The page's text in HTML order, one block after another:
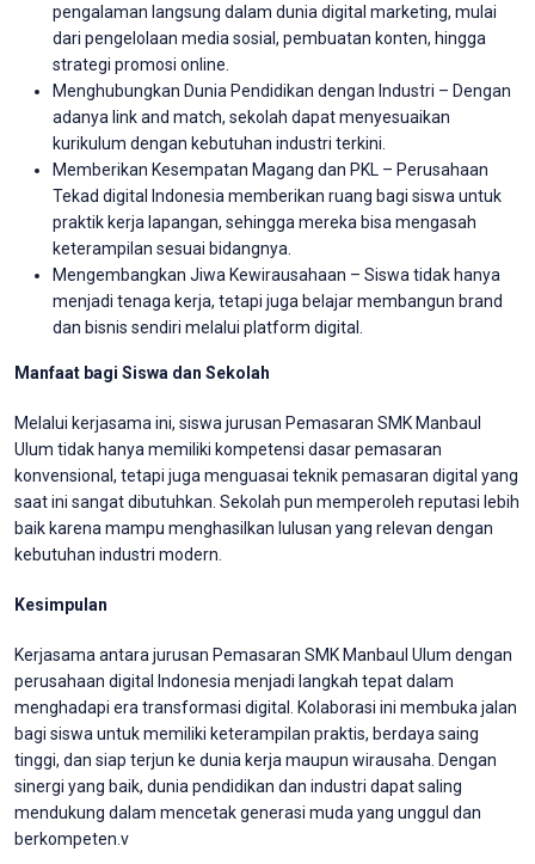
pengalaman langsung dalam dunia digital marketing, mulai
dari pengelolaan media sosial, pembuatan konten, hingga
strategi promosi online.
Menghubungkan Dunia Pendidikan dengan Industri – Dengan
adanya link and match, sekolah dapat menyesuaikan
kurikulum dengan kebutuhan industri terkini.
Memberikan Kesempatan Magang dan PKL – Perusahaan
Tekad digital Indonesia memberikan ruang bagi siswa untuk
praktik kerja lapangan, sehingga mereka bisa mengasah
keterampilan sesuai bidangnya.
Mengembangkan Jiwa Kewirausahaan – Siswa tidak hanya
menjadi tenaga kerja, tetapi juga belajar membangun brand
dan bisnis sendiri melalui platform digital.
Manfaat bagi Siswa dan Sekolah
Melalui kerjasama ini, siswa jurusan Pemasaran SMK Manbaul
Ulum tidak hanya memiliki kompetensi dasar pemasaran
konvensional, tetapi juga menguasai teknik pemasaran digital yang
saat ini sangat dibutuhkan. Sekolah pun memperoleh reputasi lebih
baik karena mampu menghasilkan lulusan yang relevan dengan
kebutuhan industri modern.
Kesimpulan
Kerjasama antara jurusan Pemasaran SMK Manbaul Ulum dengan
perusahaan digital Indonesia menjadi langkah tepat dalam
menghadapi era transformasi digital. Kolaborasi ini membuka jalan
bagi siswa untuk memiliki keterampilan praktis, berdaya saing
tinggi, dan siap terjun ke dunia kerja maupun wirausaha. Dengan
sinergi yang baik, dunia pendidikan dan industri dapat saling
mendukung dalam mencetak generasi muda yang unggul dan
berkompeten.v